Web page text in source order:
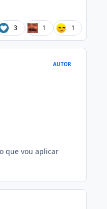
3 1 1
AUTOR
que vou aplicar